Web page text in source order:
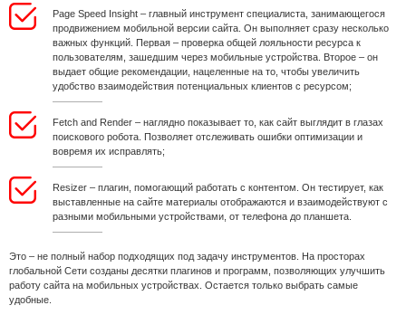
Page Speed Insight – главный инструмент специалиста, занимающегося
продвижением мобильной версии сайта. Он выполняет сразу несколько
важных функций. Первая – проверка общей лояльности ресурса к
пользователям, зашедшим через мобильные устройства. Второе – он
выдает общие рекомендации, нацеленные на то, чтобы увеличить
удобство взаимодействия потенциальных клиентов с ресурсом;
Fetch and Render – наглядно показывает то, как сайт выглядит в глазах
поискового робота. Позволяет отслеживать ошибки оптимизации и
вовремя их исправлять;
Resizer – плагин, помогающий работать с контентом. Он тестирует, как
выставленные на сайте материалы отображаются и взаимодействуют с
разными мобильными устройствами, от телефона до планшета.
Это – не полный набор подходящих под задачу инструментов. На просторах
глобальной Сети созданы десятки плагинов и программ, позволяющих улучшить
работу сайта на мобильных устройствах. Остается только выбрать самые
удобные.